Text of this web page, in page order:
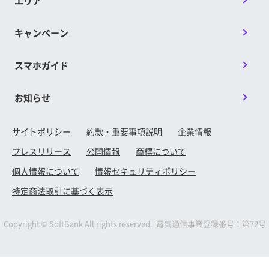
キャンペーン
スマホガイド
お知らせ
サイトポリシー 約款・重要事項説明
企業情報
プレスリリース
公開情報
商標について
個人情報について
情報セキュリティポリシー
特定商法取引に基づく表示
Copyright © SoftBank All rights reserved. 電気通信事業登録番号：第72号